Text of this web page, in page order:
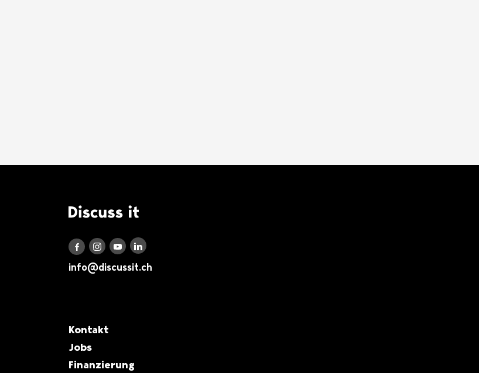
Logo Discuss it
Discuss it auf Facebook
Discuss it auf Instagram
Discuss it auf Youtube
Discuss it auf LinkedIn
info@discussit.ch
Metanavigation
Kontakt
Jobs
Finanzierung